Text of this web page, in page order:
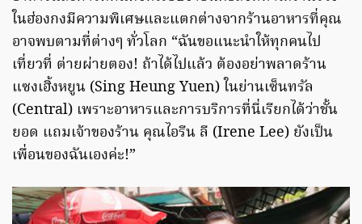
ในฮ่องกงมีความพิเศษและแตกต่างจากร้านอาหารที่คุณ
อาจพบตามที่ต่างๆ ทั่วโลก “ฉันขอแนะนำให้ทุกคนไป
เที่ยวที่ ต่ายผ่ายตอง! ถ้าได้ไปแล้ว ต้องอย่าพลาดร้าน
แซงเฮิ้งหยูน (Sing Heung Yuen) ในย่านเซ็นทรัล
(Central) เพราะอาหารและการบริการที่นี่เรียกได้ว่าชั้น
ยอด แถมเจ้าของร้าน คุณไอรีน ลี (Irene Lee) ยังเป็น
เพื่อนของฉันเองค่ะ!”